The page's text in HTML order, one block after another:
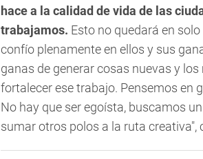
hace a la calidad de vida de las
trabajamos. Esto no quedará en
confío plenamente en ellos y sus
ganas de generar cosas nuevas y
fortalecer ese trabajo. Pensemos en
No hay que ser egoísta, buscamos
sumar otros polos a la ruta creativa",